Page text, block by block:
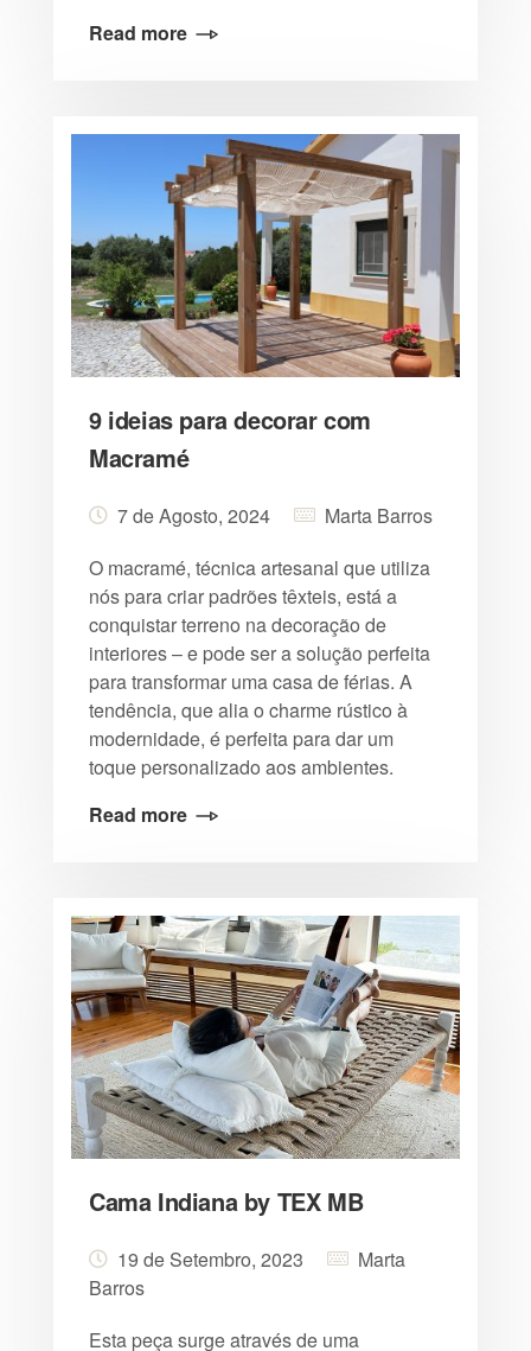
Read more
9 ideias para decorar com
Macramé
7 de Agosto, 2024
Marta Barros
O macramé, técnica artesanal que utiliza
nós para criar padrões têxteis, está a
conquistar terreno na decoração de
interiores – e pode ser a solução perfeita
para transformar uma casa de férias. A
tendência, que alia o charme rústico à
modernidade, é perfeita para dar um
toque personalizado aos ambientes.
Read more
Cama Indiana by TEX MB
19 de Setembro, 2023
Marta
Barros
Esta peça surge através de uma